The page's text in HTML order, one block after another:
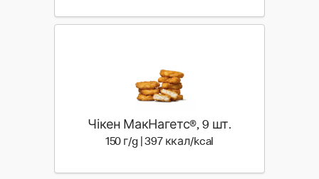
Чікен МакНагетс®, 9 шт.
150 г/g | 397 ккал/kcal